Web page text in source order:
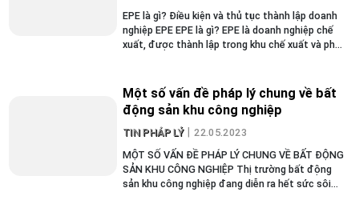
EPE là gì? Điều kiện và thủ tục thành lập doanh
nghiệp EPE EPE là gì? EPE là doanh nghiệp chế
xuất, được thành lập trong khu chế xuất và phải
Một số vấn đề pháp lý chung về bất
động sản khu công nghiệp
TIN PHÁP LÝ
22.05.2023
MỘT SỐ VẤN ĐỀ PHÁP LÝ CHUNG VỀ BẤT ĐỘNG
SẢN KHU CÔNG NGHIỆP Thị trường bất động
sản khu công nghiệp đang diễn ra hết sức sôi